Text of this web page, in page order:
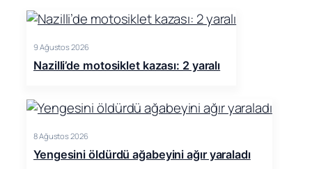
9 Ağustos 2026
Nazilli’de motosiklet kazası: 2 yaralı
8 Ağustos 2026
Yengesini öldürdü ağabeyini ağır yaraladı